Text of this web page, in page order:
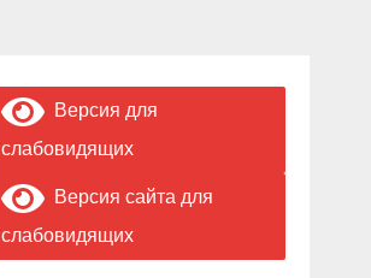
Версия для
слабовидящих
Версия сайта для
слабовидящих